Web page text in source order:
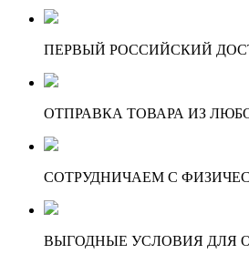
ПЕРВЫЙ РОССИЙСКИЙ
ОТПРАВКА ТОВАРА ИЗ
СОТРУДНИЧАЕМ С
ВЫГОДНЫЕ УСЛОВИЯ ДЛЯ